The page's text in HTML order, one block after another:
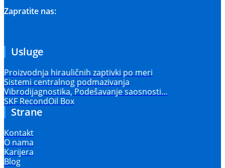
Zapratite nas:
Usluge
Proizvodnja hirauličnih zaptivki po meri
Sistemi centralnog podmazivanja
Vibrodijagnostika, Podešavanje saosnosti…
SKF RecondOil Box
Strane
Kontakt
O nama
Karijera
Blog